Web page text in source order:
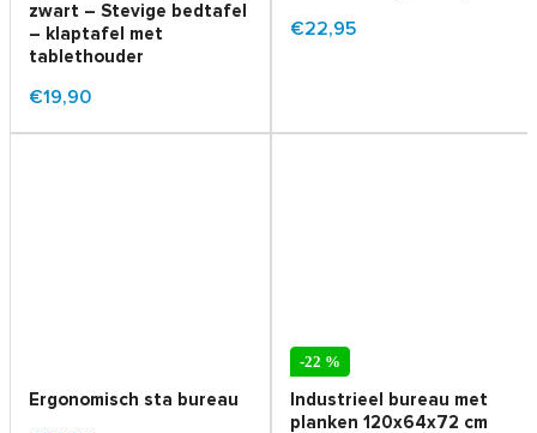
zwart – Stevige bedtafel
– klaptafel met
tablethouder
€19,90
€22,95
Ergonomisch sta bureau
-22 %
Industrieel bureau met
planken 120x64x72 cm